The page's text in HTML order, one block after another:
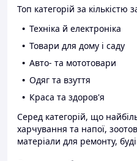
Топ категорій за кількістю
Техніка й електроніка
Товари для дому і саду
Авто- та мототовари
Одяг та взуття
Краса та здоров'я
Серед категорій, що
харчування та напої,
матеріали для ремонту,